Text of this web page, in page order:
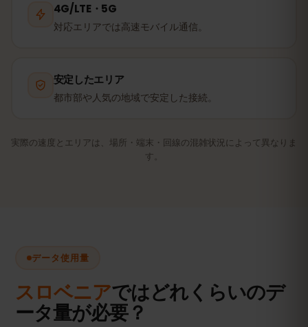
4G/LTE・5G
対応エリアでは高速モバイル通信。
安定したエリア
都市部や人気の地域で安定した接続。
実際の速度とエリアは、場所・端末・回線の混雑状況によって異なりま
す。
データ使用量
スロベニアではどれくらいのデ
ータ量が必要？